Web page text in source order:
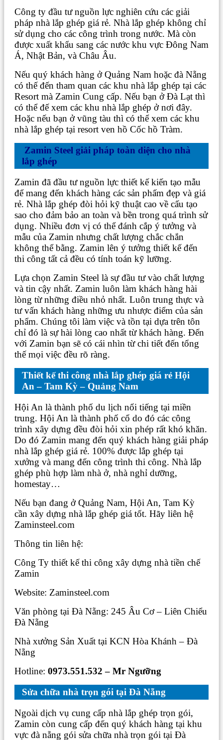
Công ty đầu tư nguồn lực nghiên cứu các giải
pháp nhà lắp ghép giá rẻ. Nhà lắp ghép không chỉ
sử dụng cho các công trình trong nước. Mà còn
được xuất khẩu sang các nước khu vực Đông Nam
Á, Nhật Bản, và Châu Âu.
Nếu quý khách hàng ở Quảng Nam hoặc đà Nẵng
có thế đến tham quan các khu nhà lắp ghép tại các
Resort mà Zamin Cung cấp. Nếu bạn ở Đà Lạt thì
có thể đế xem các khu nhà lắp ghép ở nơi đây.
Hoặc nếu bạn ở vũng tàu thì có thể xem các khu
nhà lắp ghép tại resort ven hồ Cốc hồ Tràm.
Zamin Steel giải pháp toàn diện cho nhà
lắp ghép
Zamin đã đầu tư nguồn lực thiết kế kiến tạo mẫu
để mang đến khách hàng các sản phấm đẹp và giá
rẻ. Nhà lắp ghép đòi hỏi kỹ thuật cao về cấu tạo
sao cho đảm bảo an toàn và bền trong quá trình sử
dụng. Nhiều đơn vị có thể đánh cắp ý tưởng và
mẫu của Zamin nhưng chất lượng chắc chắn
không thể bằng. Zamin lên ý tưởng thiết kế đến
thi công tất cả đều có tính toán kỹ lưỡng.
Lựa chọn Zamin Steel là sự đầu tư vào chất lượng
và tin cậy nhất. Zamin luôn làm khách hàng hài
lòng từ những điều nhỏ nhất. Luôn trung thực và
tư vấn khách hàng những ưu nhược điểm của sản
phẩm. Chúng tôi làm việc và tồn tại dựa trên tôn
chỉ đó là sự hài lòng cao nhất từ khách hàng. Đến
với Zamin bạn sẽ có cái nhìn từ chi tiết đến tổng
thế mọi việc đều rõ ràng.
Thiết kế thi công nhà lắp ghép giá rẻ Hội
An – Tam Kỳ – Quảng Nam
Hội An là thành phố du lịch nổi tiếng tại miền
trung. Hội An là thành phố cổ do đó các công
trình xây dựng đều đòi hỏi xin phép rất khó khăn.
Do đó Zamin mang đến quý khách hàng giải pháp
nhà lắp ghép giá rẻ. 100% được lắp ghép tại
xưởng và mang đến công trình thi công. Nhà lắp
ghép phù hợp làm nhà ở, nhà nghỉ dưỡng,
homestay…
Nếu bạn đang ở Quảng Nam, Hội An, Tam Kỳ
cần xây dựng nhà lắp ghép giá tốt. Hãy liên hệ
Zaminsteel.com
Thông tin liên hệ:
Công Ty thiết kế thi công xây dựng nhà tiền chế
Zamin
Website: Zaminsteel.com
Văn phòng tại Đà Nẵng: 245 Âu Cơ – Liên Chiểu
Đà Nẵng
Nhà xưởng Sản Xuất tại KCN Hòa Khánh – Đà
Nẵng
Hotline: 0973.551.532 – Mr Ngưỡng
Sửa chữa nhà trọn gói tại Đà Nẵng
Ngoài dịch vụ cung cấp nhà lắp ghép trọn gói,
Zamin còn cung cấp đến quý khách hàng tại khu
vực đà nẵng gói sửa chữa nhà trọn gói tại Đà